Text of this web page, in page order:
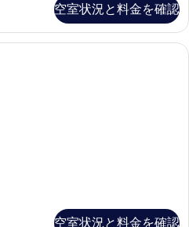
空室状況と料金を確認
デラックス ダブルルーム | 高級寝具
空室状況と料金を確認